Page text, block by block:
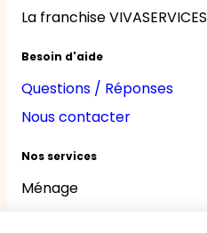
La franchise VIVASERVICES
Besoin d'aide
Questions / Réponses
Nous contacter
Nos services
Ménage